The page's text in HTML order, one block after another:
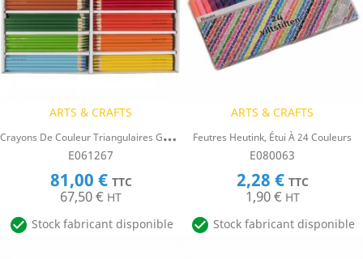
ARTS & CRAFTS
C
Rayons De Couleur Triangulaires Goldline, Heutink, Boîte De 288 Crayons
E061267
81,00 € TTC
67,50 € HT
 Stock fabricant disponible
ARTS & CRAFTS
Feutres Heutink, Étui À 24 Couleurs
E080063
2,28 € TTC
1,90 € HT
 Stock fabricant disponible